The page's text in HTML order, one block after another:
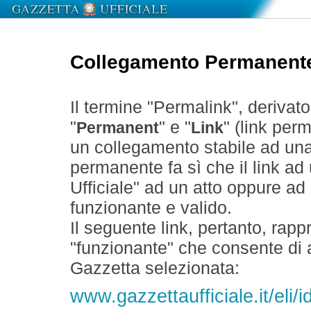
Collegamento
Il termine "Permalink",
" Permanent" e " Link" (link
un collegamento stabile ad
permanente fa sì che il link
Ufficiale" ad un atto oppure
funzionante e valido.
Il seguente link, pertanto,
"funzionante" che consente
Gazzetta selezionata:
www.gazzettaufficiale.it/eli/